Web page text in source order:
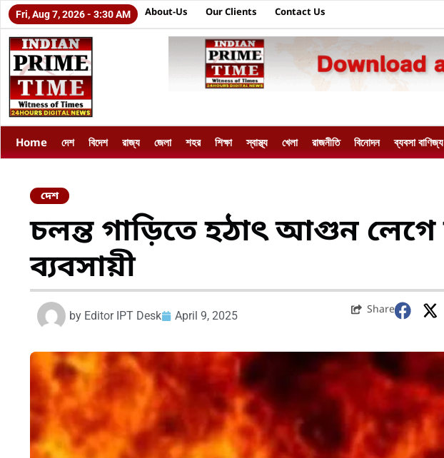
Fri, Aug 7, 2026 - 3:30 AM About-Us Our Clients Contact Us
Home দেশ বিদেশ রাজ্য জেলা শহর শিক্ষা স্বাস্থ্য খেলা রাজনীতি বিনোদন ব্যবসা বাণিজ্য
দেশ
চলন্ত গাড়িতে হঠাৎ আগুন
ব্যবসায়ী
by Editor IPT Desk April 9, 2025
Share
HTML / JS Code